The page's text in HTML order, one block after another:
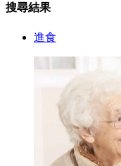
搜尋結果
進食